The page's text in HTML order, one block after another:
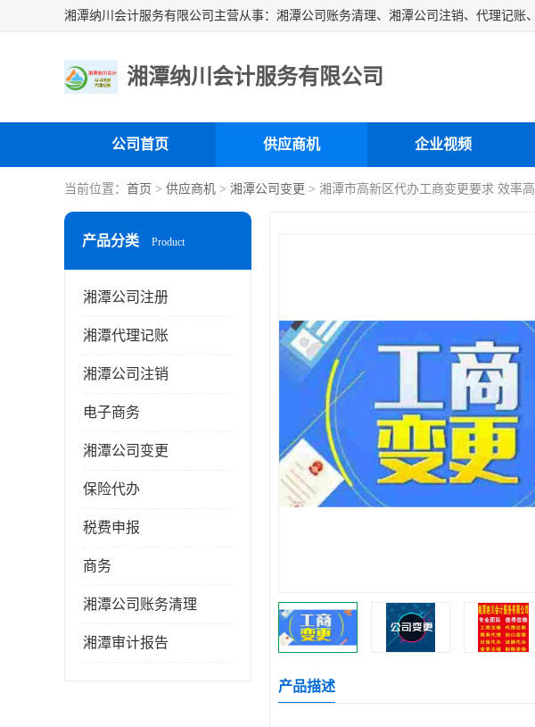
湘潭纳川会计服务有限公司
公司首页 供应商机 企业视频
当前位置： 首页 > 供应商机 > 湘潭公司变更 > 湘潭市高新区代办工商变更要求 效率高
产品分类 Product
湘潭公司注册
湘潭代理记账
湘潭公司注销
电子商务
湘潭公司变更
保险代办
税费申报
商务
湘潭公司账务清理
湘潭审计报告
产品描述